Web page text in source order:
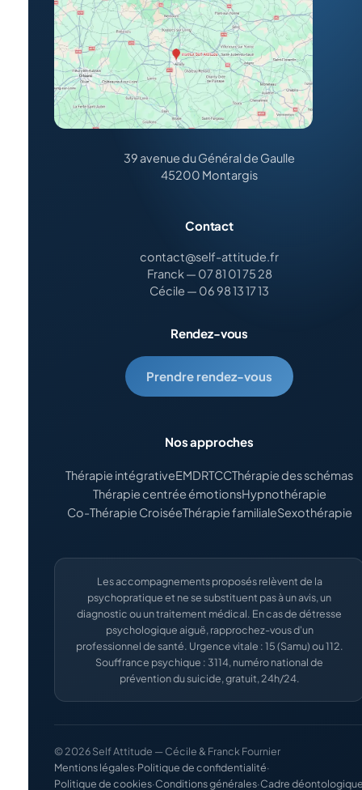
39 avenue du Général de Gaulle
45200 Montargis
Contact
contact@self-attitude.fr
Franck — 07 81 01 75 28
Cécile — 06 98 13 17 13
Rendez-vous
Prendre rendez-vous
Nos approches
Thérapie intégrativeEMDRTCCThérapie des schémas
Thérapie centrée émotionsHypnothérapie
Co-Thérapie CroiséeThérapie familialeSexothérapie
Les accompagnements proposés relèvent de la
psychopratique et ne se substituent pas à un avis, un
diagnostic ou un traitement médical. En cas de détresse
psychologique aiguë, rapprochez-vous d'un
professionnel de santé. Urgence vitale : 15 (Samu) ou 112.
Souffrance psychique : 3114, numéro national de
prévention du suicide, gratuit, 24h/24.
© 2026 Self Attitude — Cécile & Franck Fournier
Mentions légales·Politique de confidentialité·
Politique de cookies·Conditions générales·Cadre